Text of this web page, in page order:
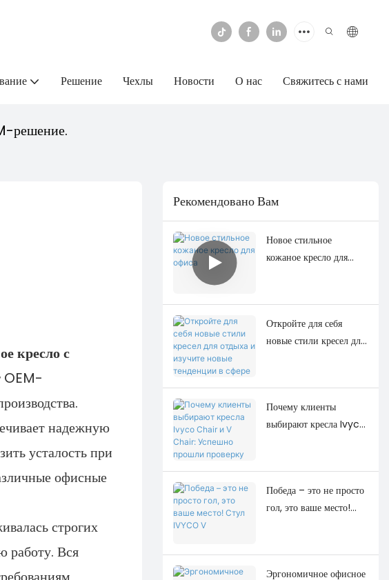
Решение Чехлы Новости О нас Свяжитесь с нами
решение.
кресло с
OEM-
надежную
усталость при
офисные
строгих
работу. Вся
Рекомендовано Вам
Новое стильное
кожаное кресло для
Откройте для себя
новые стили кресел для
досуга.
Почему клиенты
выбирают кресла Ivyco
проверку качества на
месте.
Победа – это не просто
гол, это ваше место!
Эргономичное офисное